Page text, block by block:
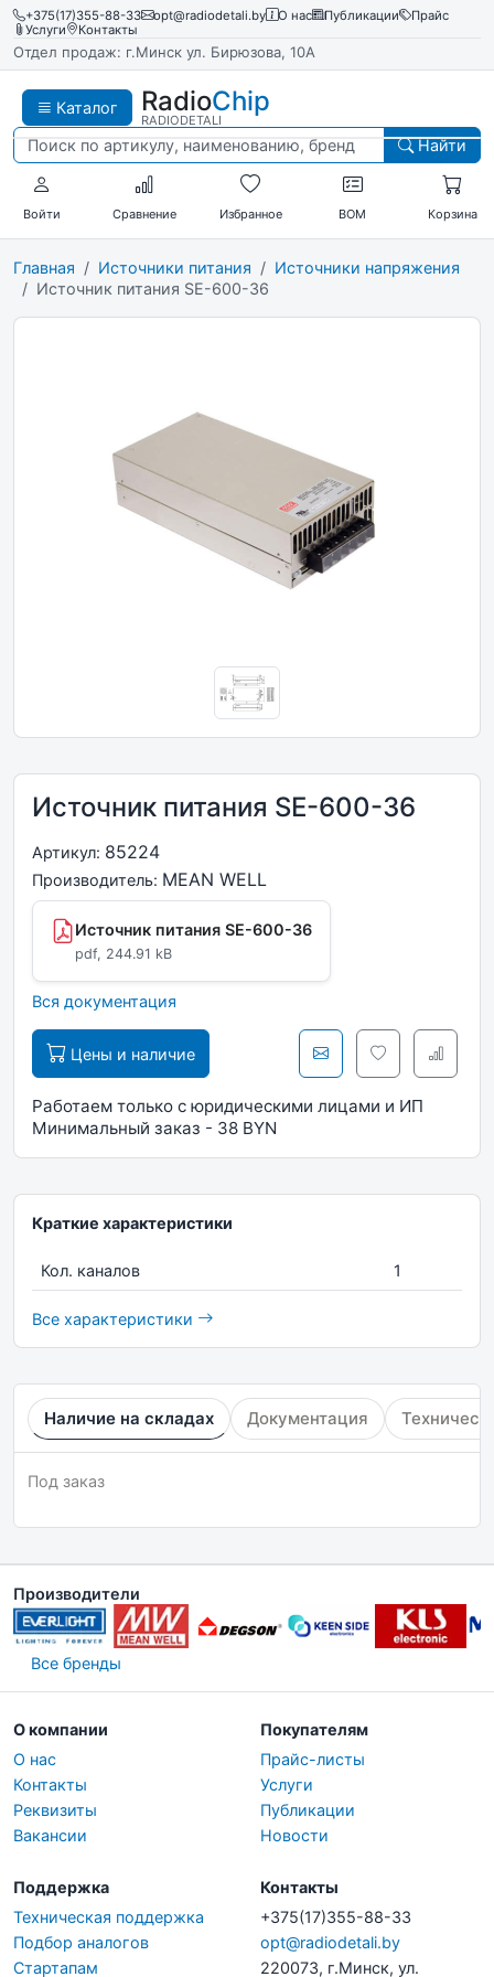
+375(17)355-88-33 opt@radiodetali.by О нас Публикации
Прайс
Услуги
Контакты
Отдел продаж: г.Минск ул. Бирюзова, 10А
Каталог RadioChip
RADIODETALI
Найти
Войти Сравнение Избранное BOM Корзина
Главная Источники питания
Источники напряжения
Источник питания SE-600-36
Источник питания SE-600-36
Артикул: 85224
Производитель: MEAN WELL
Источник питания SE-600-36
pdf, 244.91 kB
Вся документация
Цены и наличие
Работаем только с юридическими лицами и ИП
Минимальный заказ - 38 BYN
Краткие характеристики
Кол. каналов 1
Все характеристики
Наличие на складах Документация
Под заказ
Производители
Все бренды
О компании
О нас
Контакты
Реквизиты
Вакансии
Покупателям
Прайс-листы
Услуги
Публикации
Новости
Поддержка
Техническая поддержка
Подбор аналогов
Стартапам
Контакты
+375(17)355-88-33
opt@radiodetali.by
220073, г.Минск, ул.